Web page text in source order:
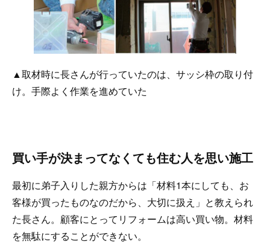
▲取材時に長さんが行っていたのは、サッシ枠の取り付
け。手際よく作業を進めていた
買い手が決まってなくても住む人を思い施工
最初に弟子入りした親方からは「材料1本にしても、お
客様が買ったものなのだから、大切に扱え」と教えられ
た長さん。顧客にとってリフォームは高い買い物。材料
を無駄にすることができない。